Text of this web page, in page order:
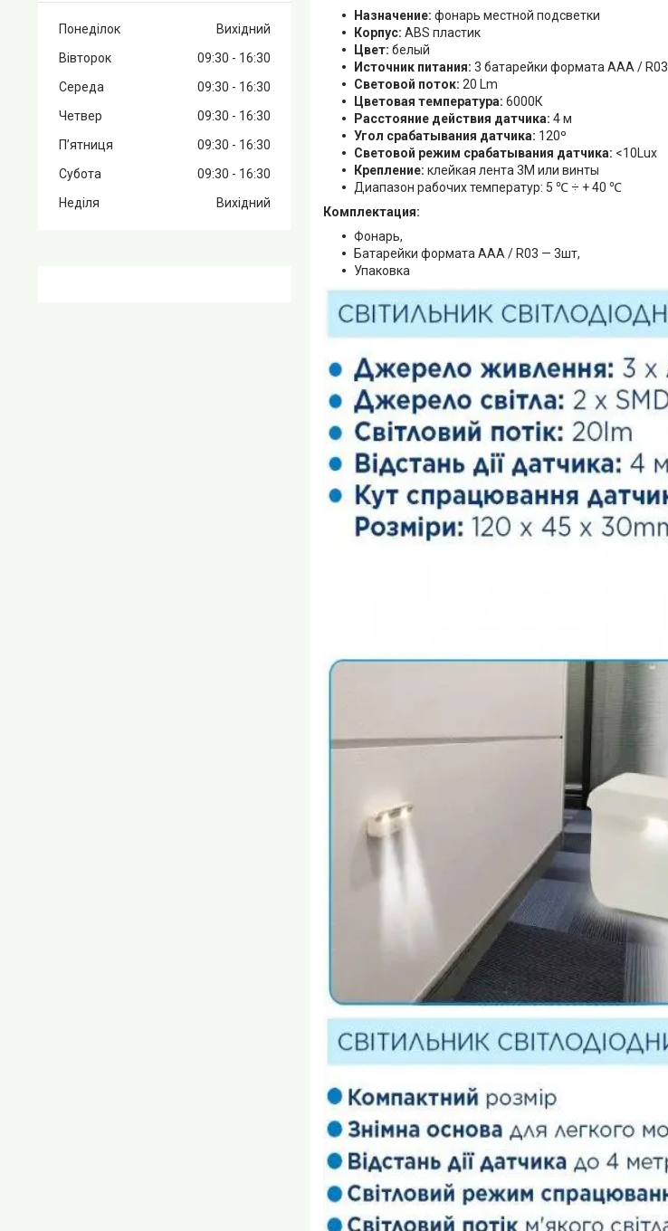
Назначение: фонарь местной подсветки
Корпус: ABS пластик
Цвет: белый
Источник питания: 3 батарейки формата AAA / R03
Световой поток: 20 Lm
Цветовая температура: 6000К
Расстояние действия датчика: 4 м
Угол срабатывания датчика: 120º
Световой режим срабатывания датчика: <10Lux
Крепление: клейкая лента 3М или винты
Диапазон рабочих температур: 5 ℃ ÷ + 40 ℃
Комплектация:
Фонарь,
Батарейки формата AAA / R03 — 3шт,
Упаковка
Понеділок
Вихідний
Вівторок
09:30
16:30
Середа
09:30
16:30
Четвер
09:30
16:30
Пʼятниця
09:30
16:30
Субота
09:30
16:30
Неділя
Вихідний